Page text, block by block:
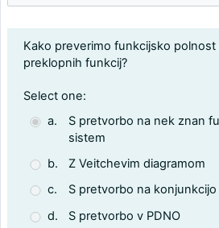
Question text
Kako preverimo funkcijsko
preklopnih funkcij?
Question 3
Select one:
a.
S pretvorbo na nek znan
sistem
b.
Z Veitchevim diagramom
c.
S pretvorbo na
d.
S pretvorbo v PDNO